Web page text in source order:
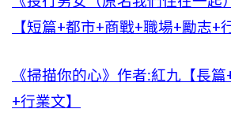
【短篇+都市+商戰+職場+勵志+
《掃描你的心》作者:紅九【長
+行業文】